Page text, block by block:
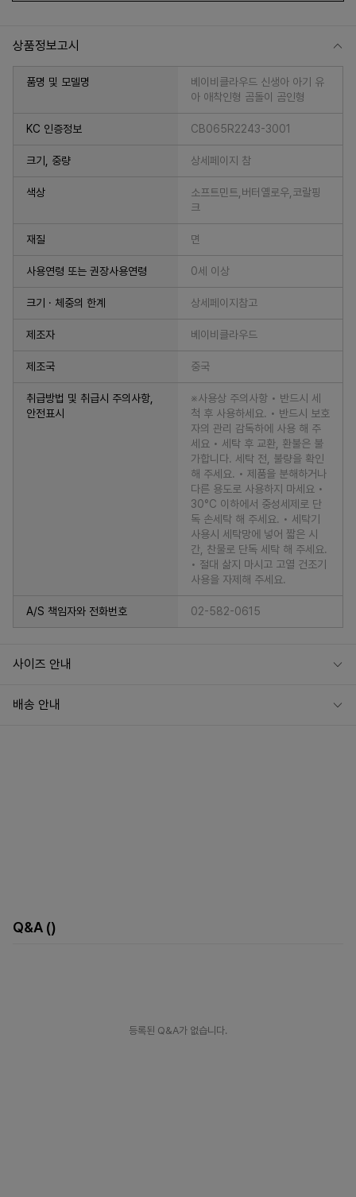
상품정보고시
품명 및 모델명
베이비클라우드 신생아 아기 유
아 애착인형 곰돌이 곰인형
KC 인증정보 CB065R2243-3001
크기, 중량 상세페이지 참
색상
소프트민트,버터옐로우,코랄핑
크
재질 면
사용연령 또는 권장사용연령 0세 이상
크기 · 체중의 한계 상세페이지참고
제조자 베이비클라우드
제조국 중국
취급방법 및 취급시 주의사항,
안전표시
※사용상 주의사항 • 반드시 세
척 후 사용하세요. • 반드시 보호
자의 관리 감독하에 사용 해 주
세요 • 세탁 후 교환, 환불은 불
가합니다. 세탁 전, 불량을 확인
해 주세요. • 제품을 분해하거나
다른 용도로 사용하지 마세요 •
30°C 이하에서 중성세제로 단
독 손세탁 해 주세요. • 세탁기
사용시 세탁망에 넣어 짧은 시
간, 찬물로 단독 세탁 해 주세요.
• 절대 삶지 마시고 고열 건조기
사용을 자제해 주세요.
A/S 책임자와 전화번호 02-582-0615
사이즈 안내
배송 안내
Q&A ()
등록된 Q&A가 없습니다.